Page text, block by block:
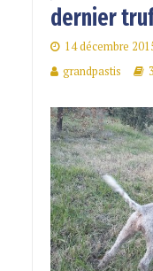
dernier
14 décembre
grandpastis